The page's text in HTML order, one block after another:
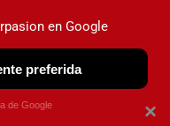
OBSERVATORIO
×
en Google
preferida
de Google